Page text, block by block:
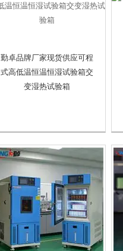
勤卓品牌厂家现货供应可程
式高低温恒温恒湿试验箱交
变湿热试验箱